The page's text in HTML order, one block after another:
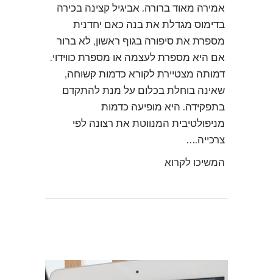
אמירה מאוד ברורה. אביגיל קצינה בכירה
בדימוס מגדלת את בנה כאם יחדנית
מספרת את סיפורה בגוף ראשון, לא ברור
אם היא מספרת לעצמה או מספרת כווידוי.
דמותה מצטיירת לקורא כדמות קשוחה,
שאינה בוחלת בכלום על מנת להתקדם
בתפקידה. היא מופיעה כדמות
מניפולטיבית המנווטת את רצונה לפי
צרכייה.…
המשיכו לקרוא